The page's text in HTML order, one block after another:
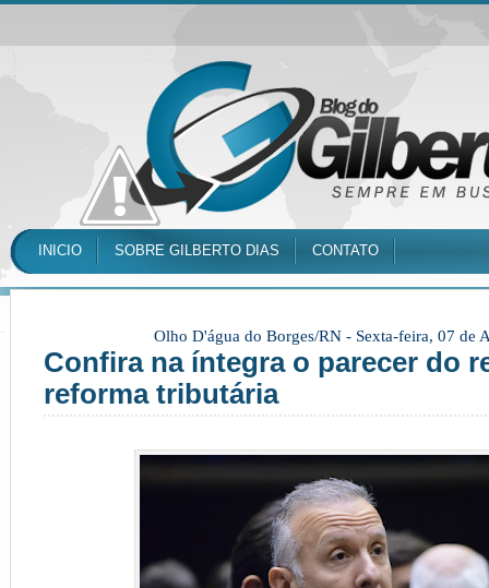
INICIO SOBRE GILBERTO DIAS CONTATO
Olho D'água do Borges/RN - Sexta-feira, 07 de
Confira na íntegra o parecer do
reforma tributária